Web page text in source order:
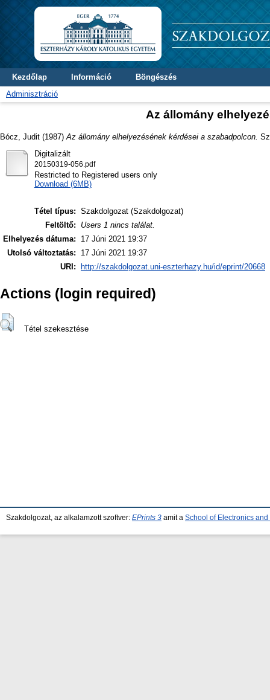
Kezdőlap Információ
Böngészés
Adminisztráció
Az állomány
Bócz, Judit (1987) Az állomány elhelyezésének kérdései a szabadpolcon.
Digitalizált
20150319-056.pdf
Restricted to Registered users only
Download (6MB)
Tétel típus: Szakdolgozat (Szakdolgozat)
Feltöltő:
Users 1 nincs találat.
Elhelyezés dátuma:
17 Júni 2021 19:37
Utolsó változtatás:
17 Júni 2021 19:37
URI:
http://szakdolgozat.uni-eszterhazy.hu/id/eprint/20668
Actions (login required)
Tétel szekesztése
Szakdolgozat, az alkalamzott szoftver: EPrints 3 amit a School of Electronics